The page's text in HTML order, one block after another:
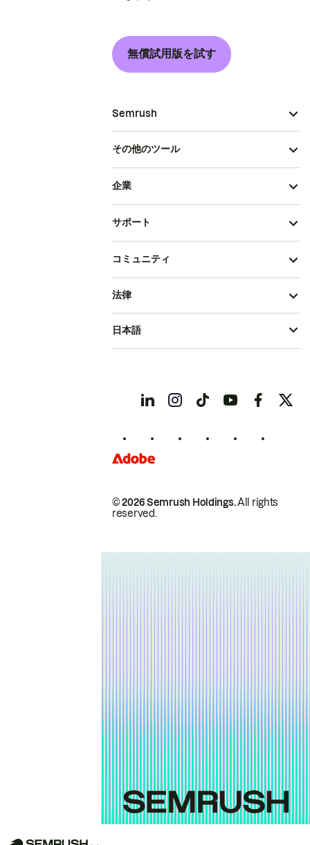
無償試用版を試す
Semrush
その他のツール
企業
サポート
コミュニティ
© 2026 Semrush Holdings.All rights
reserved.
法律
日本語